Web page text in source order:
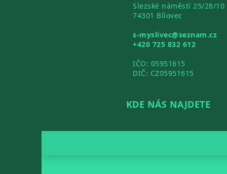
Slezské náměstí 25/28/10
74301 Bílovec
s-myslivec@seznam.cz
+420 725 832 612
IČO: 05951615
DIČ: CZ05951615
KDE NÁS NAJDETE